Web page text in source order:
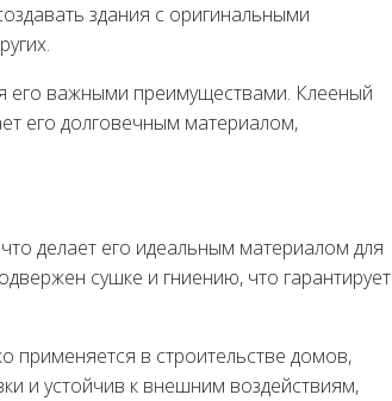
здания с оригинальными
его важными преимуществами. Клееный
его долговечным материалом,
делает его идеальным материалом для
сушке и гниению, что гарантирует
применяется в строительстве домов,
и устойчив к внешним воздействиям,